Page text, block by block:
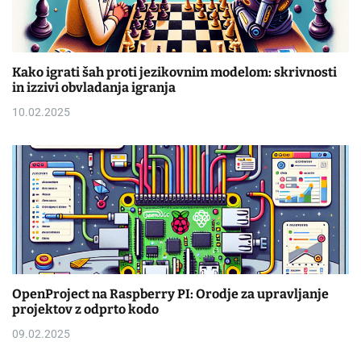
Kako igrati šah proti jezikovnim modelom: skrivnosti
in izzivi obvladanja igranja
10.02.2025
OpenProject na Raspberry PI: Orodje za upravljanje
projektov z odprto kodo
09.02.2025